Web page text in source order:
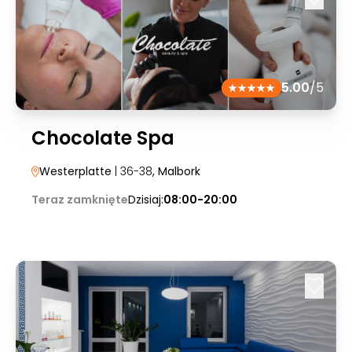
5.00/5
Chocolate Spa
Westerplatte | 36-38, Malbork
Teraz zamknięteDzisiaj:08:00-20:00